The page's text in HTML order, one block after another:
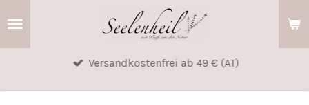
Versandkostenfrei ab 49 € (AT)